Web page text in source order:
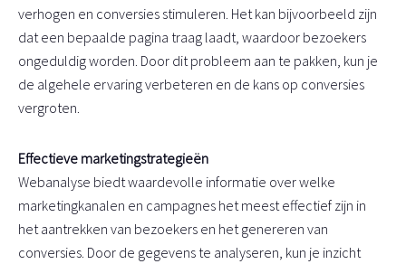
verhogen en conversies stimuleren. Het kan bijvoorbeeld zijn
dat een bepaalde pagina traag laadt, waardoor bezoekers
ongeduldig worden. Door dit probleem aan te pakken, kun je
de algehele ervaring verbeteren en de kans op conversies
vergroten.
Effectieve marketingstrategieën
Webanalyse biedt waardevolle informatie over welke
marketingkanalen en campagnes het meest effectief zijn in
het aantrekken van bezoekers en het genereren van
conversies. Door de gegevens te analyseren, kun je inzicht